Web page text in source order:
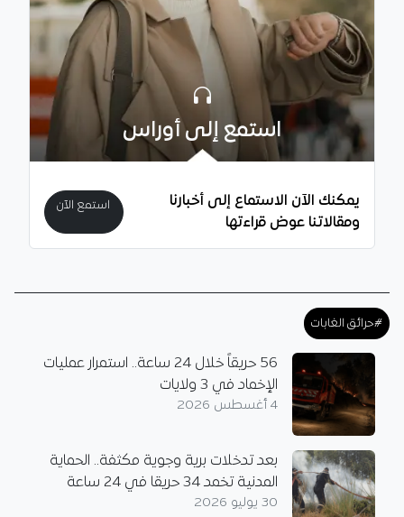
استمع إلى أوراس
يمكنك الآن الاستماع إلى أخبارنا
ومقالاتنا عوض قراءتها
استمع الآن
#حرائق الغابات
56 حريقاً خلال 24 ساعة.. استمرار عمليات
الإخماد في 3 ولايات
4 أغسطس 2026
بعد تدخلات برية وجوية مكثفة.. الحماية
المدنية تخمد 34 حريقا في 24 ساعة
30 يوليو 2026